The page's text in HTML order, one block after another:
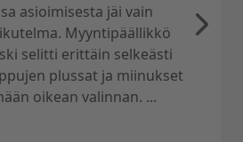
asioimisesta jäi vain
Myyntipäällikkö
selitti erittäin selkeästi
plussat ja miinukset
oikean valinnan. ...